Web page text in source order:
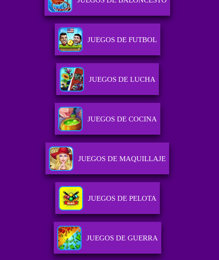
JUEGOS DE FUTBOL
JUEGOS DE LUCHA
JUEGOS DE COCINA
JUEGOS DE MAQUILLAJE
JUEGOS DE PELOTA
JUEGOS DE GUERRA